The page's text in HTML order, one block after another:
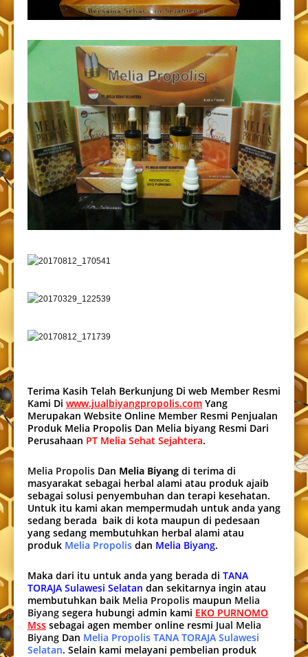
Terima Kasih Telah Berkunjung Di web Member Resmi
Kami Di www.jualbiyangpropolis.com Yang
Merupakan Website Online Member Resmi Penjualan
Produk Melia Propolis Dan Melia biyang Resmi Dari
Perusahaan PT Melia Sehat Sejahtera.
Melia Propolis Dan Melia Biyang di terima di
masyarakat sebagai herbal alami atau produk ajaib
sebagai solusi penyembuhan dan terapi kesehatan.
Untuk itu kami akan mempermudah untuk anda yang
sedang berada baik di kota maupun di pedesaan
yang sedang membutuhkan herbal alami atau
produk Melia Propolis dan Melia Biyang.
Maka dari itu untuk anda yang berada di TANA
TORAJA Sulawesi Selatan dan sekitarnya ingin atau
membutuhkan baik Melia Propolis maupun Melia
Biyang segera hubungi admin kami EKO PURNOMO
Mss sebagai agen member online resmi Jual Melia
Biyang Dan Melia Propolis TANA TORAJA Sulawesi
Selatan. Selain kami melayani pembelian produk